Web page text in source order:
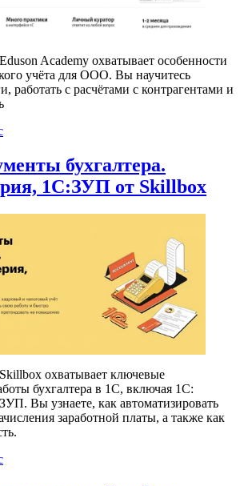
Academy охватывает особенности
учёта для ООО. Вы научитесь
работать с расчётами с контрагентами и
бухгалтера.
1С:ЗУП от Skillbox
охватывает ключевые
бухгалтера в 1С, включая 1С:
Вы узнаете, как автоматизировать
заработной платы, а также как